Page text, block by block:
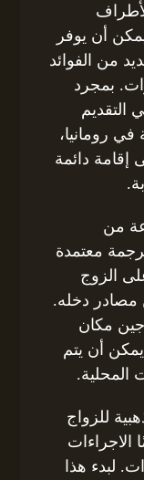
يمكن أن يوفر
من الفوائد
بمجرد
التقديم
رومانيا،
إقامة دائمة
من
معتمدة
الزوج
مصادر دخله.
مكان
أن يتم
للزواج
الاجراءات
لبدء هذا